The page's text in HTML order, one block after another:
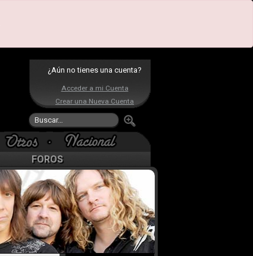
¿Aún no tienes una cuenta?
Acceder a mi Cuenta
Crear una Nueva Cuenta
FOROS